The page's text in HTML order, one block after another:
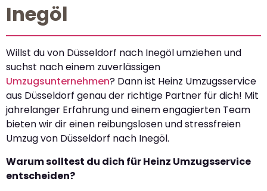
Inegöl
Willst du von Düsseldorf nach Inegöl umziehen und
suchst nach einem zuverlässigen
Umzugsunternehmen? Dann ist Heinz Umzugsservice
aus Düsseldorf genau der richtige Partner für dich! Mit
jahrelanger Erfahrung und einem engagierten Team
bieten wir dir einen reibungslosen und stressfreien
Umzug von Düsseldorf nach Inegöl.
Warum solltest du dich für Heinz Umzugsservice
entscheiden?